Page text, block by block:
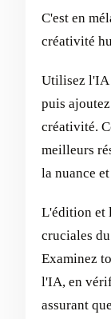
C'est en
créativité
Utilisez l'IA
puis
créativité.
meilleurs
la nuance
L'édition et
cruciales
Examinez
l'IA, en
assurant